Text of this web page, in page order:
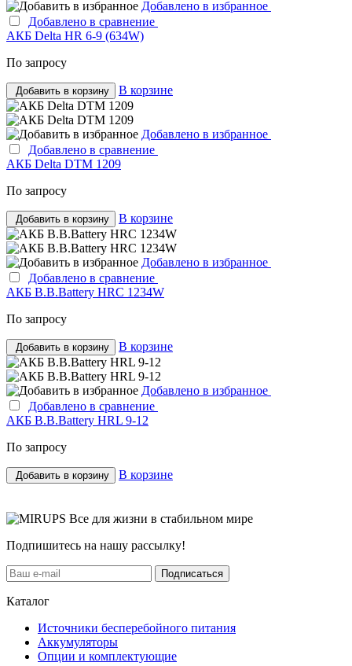
Добавлено в избранное
Добавлено в сравнение
АКБ Delta HR 6-9 (634W)
По запросу
Добавить в корзину В корзине
Добавлено в избранное
Добавлено в сравнение
АКБ Delta DTM 1209
По запросу
Добавить в корзину В корзине
Добавлено в избранное
Добавлено в сравнение
АКБ B.B.Bаttery HRС 1234W
По запросу
Добавить в корзину В корзине
Добавлено в избранное
Добавлено в сравнение
АКБ B.B.Bаttery HRL 9-12
По запросу
Добавить в корзину В корзине
Все для жизни в стабильном мире
Подпишитесь на нашу рассылку!
Подписаться
Каталог
Источники бесперебойного питания
Аккумуляторы
Опции и комплектующие